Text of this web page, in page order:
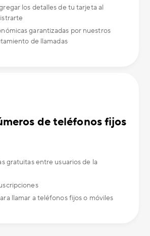
los detalles de tu tarjeta al
garantizadas por nuestros
de llamadas
de teléfonos fijos
gratuitas entre usuarios de la
llamar a teléfonos fijos o móviles